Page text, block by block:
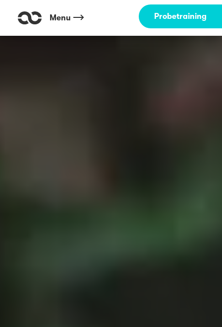
Menu Probetraining